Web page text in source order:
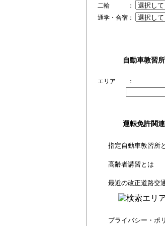
二輪 ：
通学・合宿：
自動車教習
エリア ：
運転免許関
指定自動車教習所
高齢者講習とは
最近の改正道路交
プライバシー・ポ